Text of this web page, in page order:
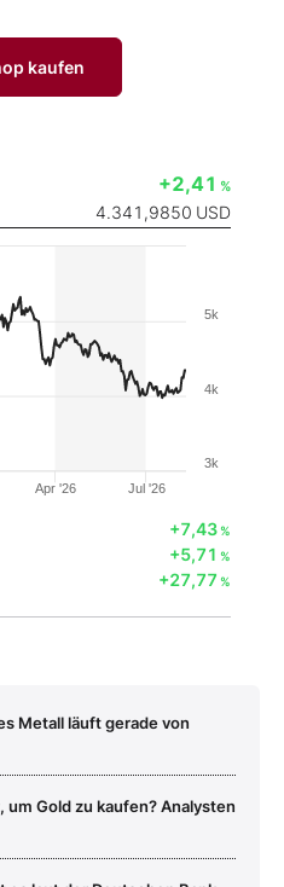
kaufen
+2,41 %
4.341,9850 USD
Apr '26 Jul '26
3k
4k
5k
+7,43%
+5,71 %
+27,77 %
Metall läuft gerade von
Gold zu kaufen? Analysten